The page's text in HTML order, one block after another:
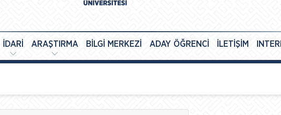
İDARİ ARAŞTIRMA BİLGİ MERKEZİ ADAY ÖĞRENCİ İLETİŞİM